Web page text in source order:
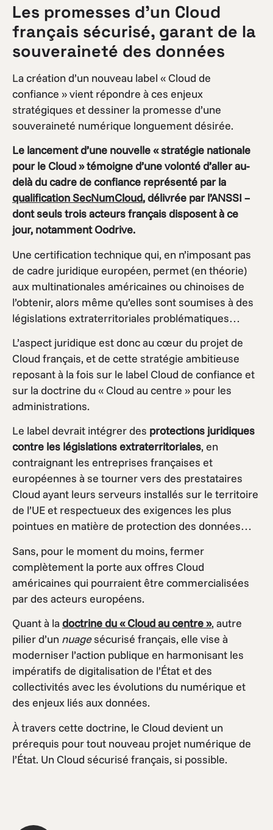
Les promesses d’un Cloud
français sécurisé, garant de la
souveraineté des données
La création d’un nouveau label « Cloud de
confiance » vient répondre à ces enjeux
stratégiques et dessiner la promesse d’une
souveraineté numérique longuement désirée.
Le lancement d’une nouvelle « stratégie nationale
pour le Cloud » témoigne d’une volonté d’aller au-
delà du cadre de confiance représenté par la
qualification SecNumCloud, délivrée par l’ANSSI –
dont seuls trois acteurs français disposent à ce
jour, notamment Oodrive.
Une certification technique qui, en n’imposant pas
de cadre juridique européen, permet (en théorie)
aux multinationales américaines ou chinoises de
l’obtenir, alors même qu’elles sont soumises à des
législations extraterritoriales problématiques…
L’aspect juridique est donc au cœur du projet de
Cloud français, et de cette stratégie ambitieuse
reposant à la fois sur le label Cloud de confiance et
sur la doctrine du « Cloud au centre » pour les
administrations.
Le label devrait intégrer des protections juridiques
contre les législations extraterritoriales, en
contraignant les entreprises françaises et
européennes à se tourner vers des prestataires
Cloud ayant leurs serveurs installés sur le territoire
de l’UE et respectueux des exigences les plus
pointues en matière de protection des données…
Sans, pour le moment du moins, fermer
complètement la porte aux offres Cloud
américaines qui pourraient être commercialisées
par des acteurs européens.
Quant à la doctrine du « Cloud au centre », autre
pilier d’un nuagesécurisé français, elle vise à
moderniser l’action publique en harmonisant les
impératifs de digitalisation de l’État et des
collectivités avec les évolutions du numérique et
des enjeux liés aux données.
À travers cette doctrine, le Cloud devient un
prérequis pour tout nouveau projet numérique de
l’État. Un Cloud sécurisé français, si possible.